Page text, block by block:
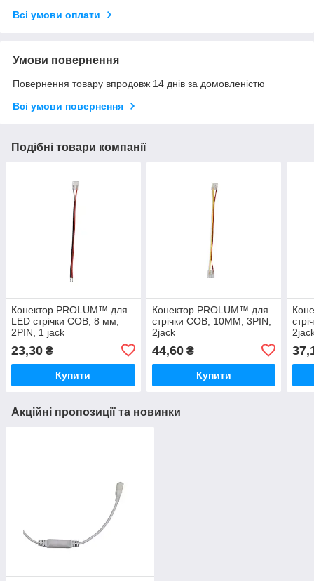
Всі умови оплати
Умови повернення
Повернення товару впродовж 14 днів за домовленістю
Всі умови повернення
Подібні товари компанії
Конектор PROLUM™ для
LED стрічки COB, 8 мм,
2PIN, 1 jack
23,30 ₴
Купити
Конектор PROLUM™ для
стрічки COB, 10ММ, 3PIN,
2jack
44,60₴
Купити
Акційні пропозиції та новинки